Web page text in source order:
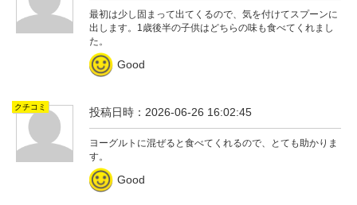
最初は少し固まって出てくるので、気を付けてスプーンに
出します。1歳後半の子供はどちらの味も食べてくれまし
た。
Good
クチコミ 投稿日時：2026-06-26 16:02:45
ヨーグルトに混ぜると食べてくれるので、とても助かりま
す。
Good